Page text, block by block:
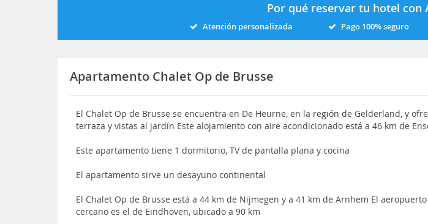
Por qué reservar tu hotel con
Atención personalizada Pago 100% seguro
Apartamento Chalet Op de Brusse
El Chalet Op de Brusse se encuentra en De Heurne, en la región de Gelderland, y
terraza y vistas al jardín Este alojamiento con aire acondicionado está a 46 km de
Este apartamento tiene 1 dormitorio, TV de pantalla plana y cocina
El apartamento sirve un desayuno continental
El Chalet Op de Brusse está a 44 km de Nijmegen y a 41 km de Arnhem El
cercano es el de Eindhoven, ubicado a 90 km